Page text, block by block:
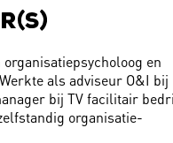
en
als adviseur O&I bij
bij TV facilitair
organisatie-